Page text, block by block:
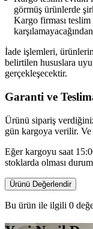
görmüş ürünlerde
Kargo firması teslim
İade işlemleri,
belirtilen hususlara
gerçekleşecektir.
Garanti ve
Ürünü sipariş
gün kargoya verilir.
Eğer kargoyu saat
stoklarda olması
Ürünü Değerlendir
Bu ürün ile ilgili 0